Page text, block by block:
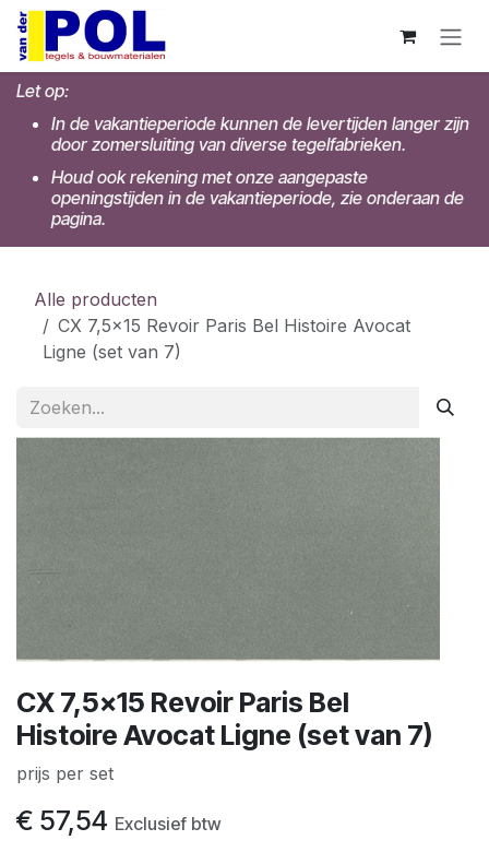
Overslaan naar inhoud
Let op:
In de vakantieperiode kunnen de levertijden langer zijn
door zomersluiting van diverse tegelfabrieken.
Houd ook rekening met onze aangepaste
openingstijden in de vakantieperiode, zie onderaan de
pagina.
Alle producten
CX 7,5x15 Revoir Paris Bel Histoire Avocat
Ligne (set van 7)
CX 7,5x15 Revoir Paris Bel
Histoire Avocat Ligne (set van 7)
prijs per set
€ 57,54 Exclusief btw